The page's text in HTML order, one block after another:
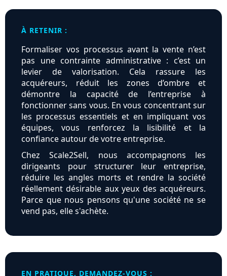
À RETENIR :
Formaliser vos processus avant la vente n’est
pas une contrainte administrative : c’est un
levier de valorisation. Cela rassure les
acquéreurs, réduit les zones d’ombre et
démontre la capacité de l’entreprise à
fonctionner sans vous. En vous concentrant sur
les processus essentiels et en impliquant vos
équipes, vous renforcez la lisibilité et la
confiance autour de votre entreprise.
Chez Scale2Sell, nous accompagnons les
dirigeants pour structurer leur entreprise,
réduire les angles morts et rendre la société
réellement désirable aux yeux des acquéreurs.
Parce que nous pensons qu'une société ne se
vend pas, elle s'achète.
EN PRATIQUE, DEMANDEZ-VOUS :